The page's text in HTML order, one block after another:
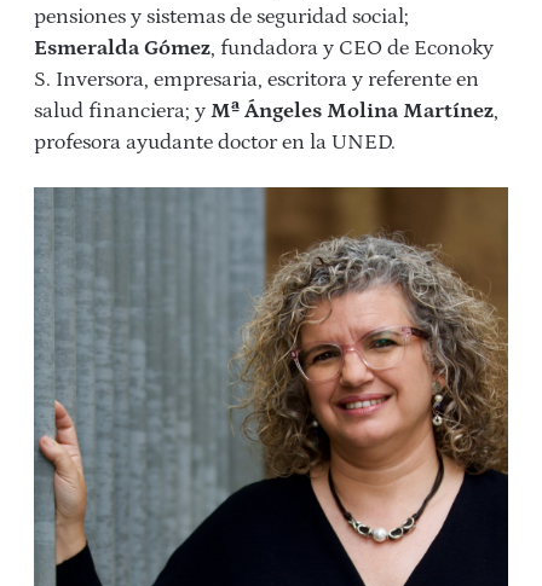
pensiones y sistemas de seguridad social;
Esmeralda Gómez, fundadora y CEO de Econoky
S. Inversora, empresaria, escritora y referente en
salud financiera; y Mª Ángeles Molina Martínez,
profesora ayudante doctor en la UNED.